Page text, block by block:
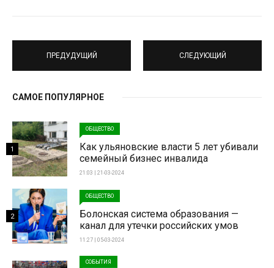
ПРЕДУДУЩИЙ СЛЕДУЮЩИЙ
САМОЕ ПОПУЛЯРНОЕ
ОБЩЕСТВО
Как ульяновские власти 5 лет убивали
семейный бизнес инвалида
21:03 | 21-03-2024
1
ОБЩЕСТВО
Болонская система образования —
канал для утечки российских умов
11:27 | 05-03-2024
2
СОБЫТИЯ